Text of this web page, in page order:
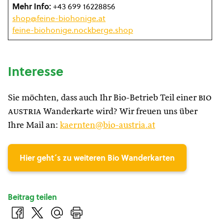
Mehr Info:+43 699 16228856
shop@feine-biohonige.at
feine-biohonige.nockberge.shop
Interesse
Sie möchten, dass auch Ihr Bio-Betrieb Teil einer bio
austria Wanderkarte wird? Wir freuen uns über
Ihre Mail an: kaernten@bio-austria.at
Hier geht´s zu weiteren Bio Wanderkarten
Beitrag teilen